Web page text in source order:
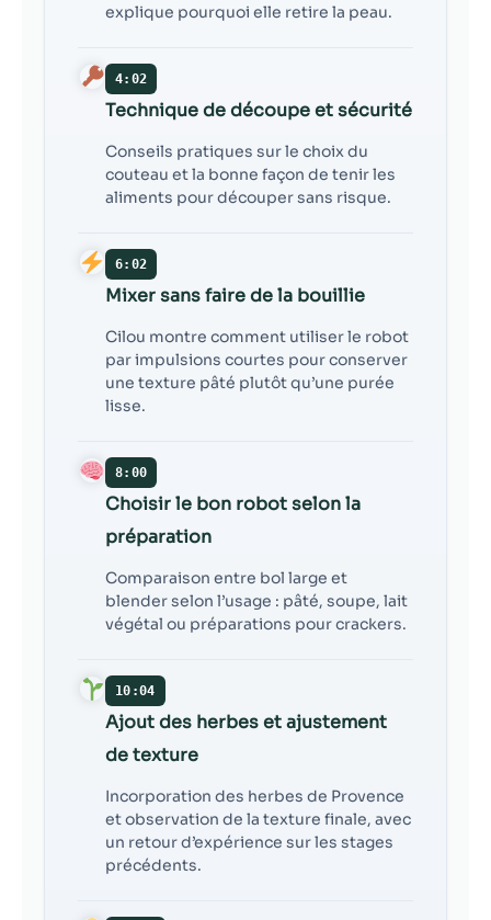
explique pourquoi elle retire la peau.
4:02
Technique de découpe et sécurité
Conseils pratiques sur le choix du
couteau et la bonne façon de tenir les
aliments pour découper sans risque.
6:02
Mixer sans faire de la bouillie
Cilou montre comment utiliser le robot
par impulsions courtes pour conserver
une texture pâté plutôt qu’une purée
lisse.
8:00
Choisir le bon robot selon la
préparation
Comparaison entre bol large et
blender selon l’usage : pâté, soupe, lait
végétal ou préparations pour crackers.
10:04
Ajout des herbes et ajustement
de texture
Incorporation des herbes de Provence
et observation de la texture finale, avec
un retour d’expérience sur les stages
précédents.